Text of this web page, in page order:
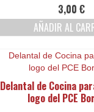
3,00 €
AÑADIR AL
Delantal de Cocina
logo del PCE